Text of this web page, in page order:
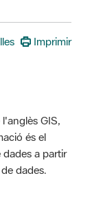
Imprimir
GIS,
és el
a partir
dades.